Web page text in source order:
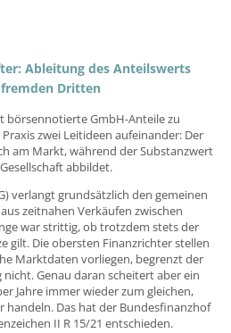
Ableitung des Anteilswerts
Dritten
börsennotierte GmbH-Anteile zu
zwei Leitideen aufeinander: Der
am Markt, während der Substanzwert
abbildet.
verlangt grundsätzlich den gemeinen
zeitnahen Verkäufen zwischen
war strittig, ob trotzdem stets der
gilt. Die obersten Finanzrichter stellen
Marktdaten vorliegen, begrenzt der
Genau daran scheitert aber ein
Jahre immer wieder zum gleichen,
handeln. Das hat der Bundesfinanzhof
II R 15/21 entschieden.